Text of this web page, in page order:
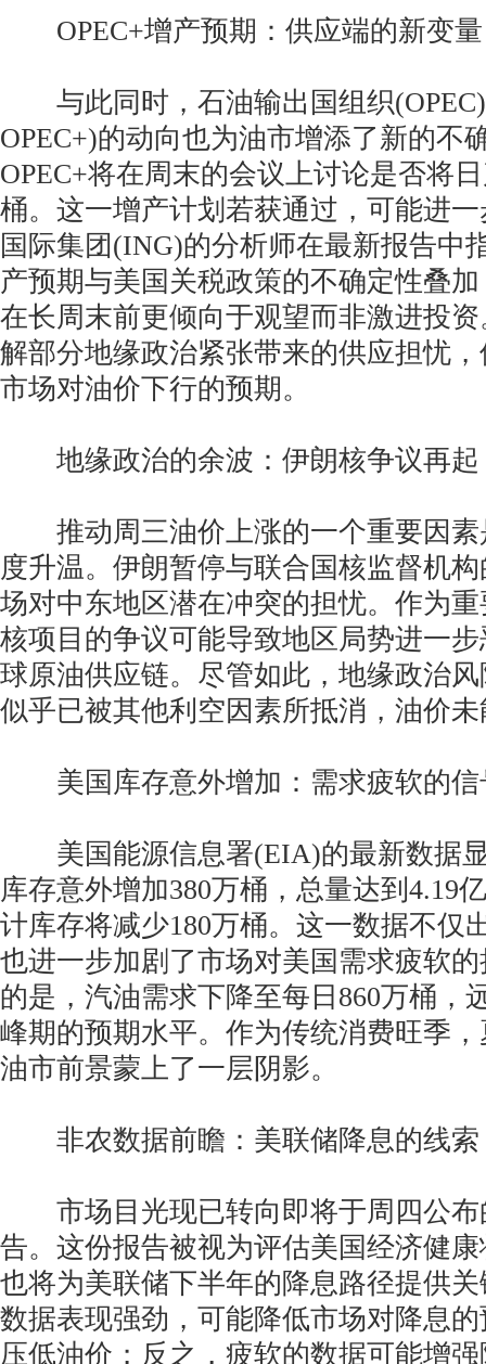
OPEC+增产预期：供应端的新变量
与此同时，石油输出国组织
OPEC+)的动向也为油市增添了新的不
OPEC+将在周末的会议上讨论是否将
桶。这一增产计划若获通过，可能进
国际集团(ING)的分析师在最新报告中
产预期与美国关税政策的不确定性叠
在长周末前更倾向于观望而非激进投
解部分地缘政治紧张带来的供应担忧
市场对油价下行的预期。
地缘政治的余波：伊朗核争议再起
推动周三油价上涨的一个重要因素
度升温。伊朗暂停与联合国核监督机
场对中东地区潜在冲突的担忧。作为
核项目的争议可能导致地区局势进一
球原油供应链。尽管如此，地缘政治
似乎已被其他利空因素所抵消，油价
美国库存意外增加：需求疲软的信
美国能源信息署(EIA)的最新数据
库存意外增加380万桶，总量达到4.19
计库存将减少180万桶。这一数据不仅
也进一步加剧了市场对美国需求疲软
的是，汽油需求下降至每日860万桶，
峰期的预期水平。作为传统消费旺季
油市前景蒙上了一层阴影。
非农数据前瞻：美联储降息的线索
市场目光现已转向即将于周四公布
告。这份报告被视为评估美国经济健
也将为美联储下半年的降息路径提供
数据表现强劲，可能降低市场对降息
压低油价；反之，疲软的数据可能增